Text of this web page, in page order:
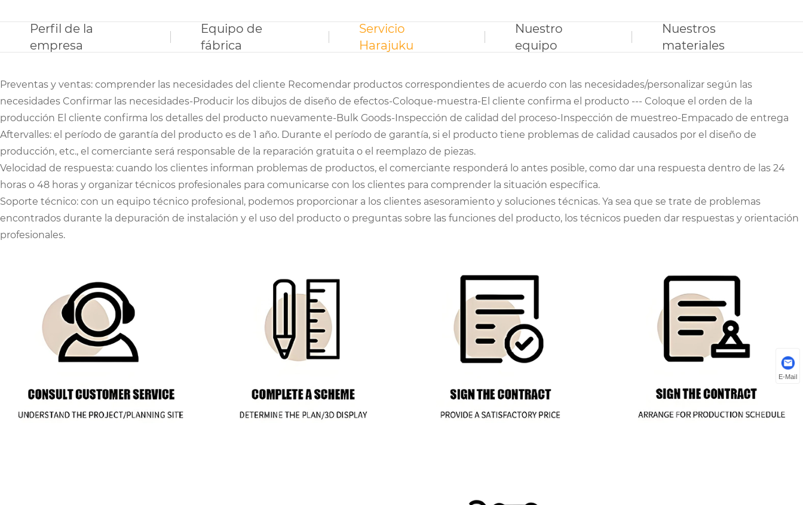
Perfil de la
empresa
Equipo de
fábrica
Servicio
Harajuku
Nuestro
equipo
Nuestros
materiales
Preventas y ventas: comprender las necesidades del cliente Recomendar productos correspondientes de acuerdo con las necesidades/personalizar según las
necesidades Confirmar las necesidades-Producir los dibujos de diseño de efectos-Coloque-muestra-El cliente confirma el producto --- Coloque el orden de la
producción El cliente confirma los detalles del producto nuevamente-Bulk Goods-Inspección de calidad del proceso-Inspección de muestreo-Empacado de entrega
Aftervalles: el período de garantía del producto es de 1 año. Durante el período de garantía, si el producto tiene problemas de calidad causados ​​por el diseño de
producción, etc., el comerciante será responsable de la reparación gratuita o el reemplazo de piezas.
Velocidad de respuesta: cuando los clientes informan problemas de productos, el comerciante responderá lo antes posible, como dar una respuesta dentro de las 24
horas o 48 horas y organizar técnicos profesionales para comunicarse con los clientes para comprender la situación específica.
Soporte técnico: con un equipo técnico profesional, podemos proporcionar a los clientes asesoramiento y soluciones técnicas. Ya sea que se trate de problemas
encontrados durante la depuración de instalación y el uso del producto o preguntas sobre las funciones del producto, los técnicos pueden dar respuestas y orientación
profesionales.
E-Mail